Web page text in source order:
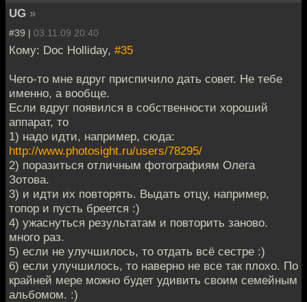
UG »
#39 | 03.11.09 20:40
Кому: Doc Holliday, #35
Чего-то мне вдруг приспичило дать совет. Не тебе
именно, а вообще.
Если вдруг появился в собственности хороший
аппарат, то
1) надо идти, например, сюда:
http://www.photosight.ru/users/78295/
2) поразиться отличным фотографиям Олега
Зотова.
3) и идти их повторять. Выдать отцу, например,
топор и пусть бреется :)
4) ужаснуться результатам и повторить заново.
много раз.
5) если не улучшилось, то отдать всё сестре :)
6) если улучшилось, то наверно не все так плохо. По
крайней мере можно будет удивить своим семейным
альбомом. :)